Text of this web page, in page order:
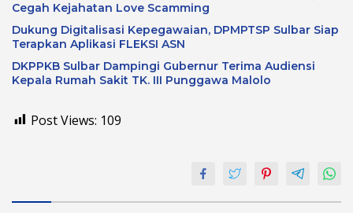
Cegah Kejahatan Love Scamming
Dukung Digitalisasi Kepegawaian, DPMPTSP Sulbar Siap
Terapkan Aplikasi FLEKSI ASN
DKPPKB Sulbar Dampingi Gubernur Terima Audiensi
Kepala Rumah Sakit TK. III Punggawa Malolo
Post Views: 109